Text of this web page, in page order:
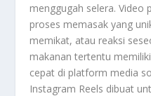
menggugah selera. Video
proses memasak yang
memikat, atau reaksi
makanan tertentu
cepat di platform media
Instagram Reels dibuat